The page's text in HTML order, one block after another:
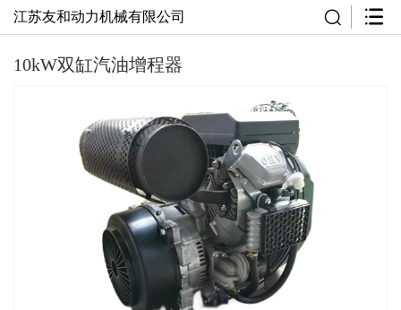
江苏友和动力机械有限公司
10kW双缸汽油增程器